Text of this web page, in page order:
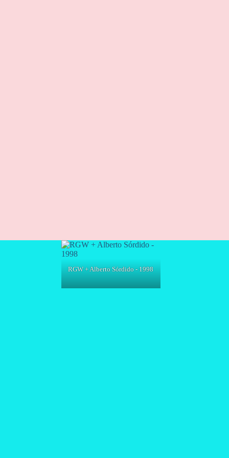
RGW + Alberto Sórdido - 1998